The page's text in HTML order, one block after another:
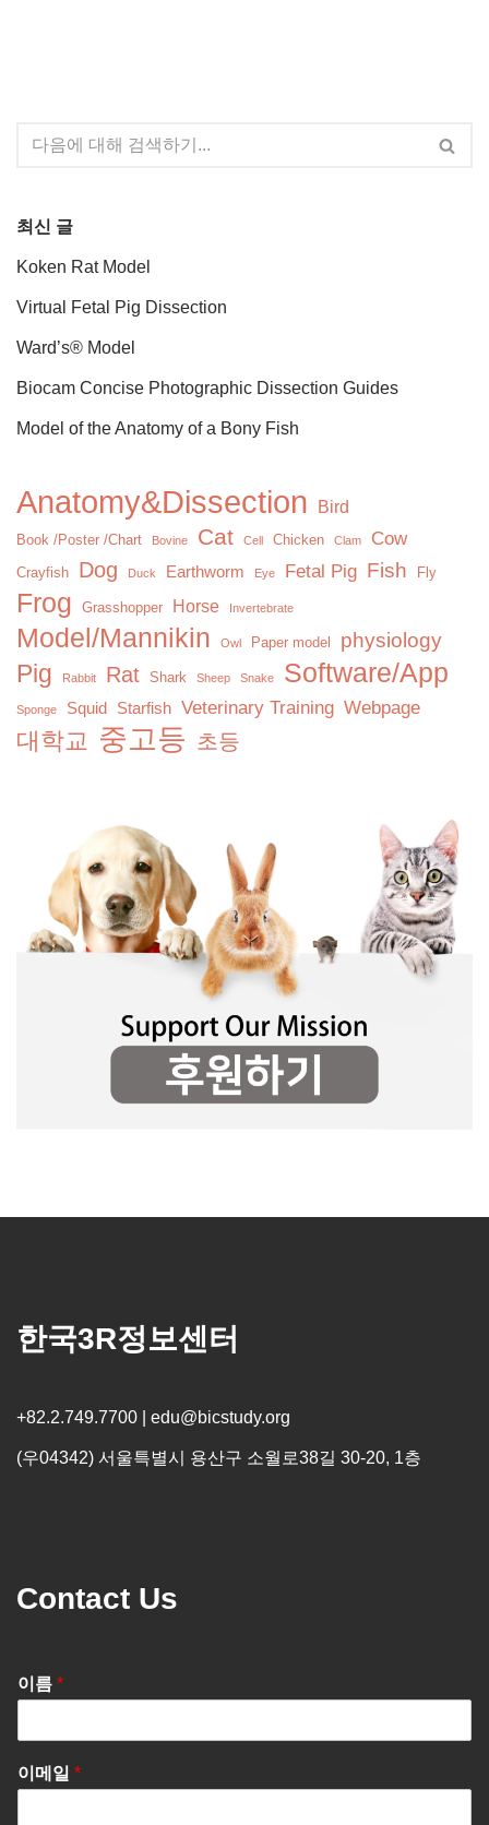
최신 글
Koken Rat Model
Virtual Fetal Pig Dissection
Ward’s® Model
Biocam Concise Photographic Dissection Guides
Model of the Anatomy of a Bony Fish
Anatomy&Dissection Bird
Book /Poster /Chart Bovine Cat Cell Chicken Clam Cow
Crayfish Dog Duck Earthworm Eye Fetal Pig Fish Fly
Frog Grasshopper Horse Invertebrate
Model/Mannikin Owl Paper model physiology
Pig Rabbit Rat Shark Sheep Snake Software/App
Sponge Squid Starfish Veterinary Training Webpage
대학교 중고등 초등
한국3R정보센터
+82.2.749.7700 | edu@bicstudy.org
(우04342) 서울특별시 용산구 소월로38길 30-20, 1층
Contact Us
이름 *
이메일 *